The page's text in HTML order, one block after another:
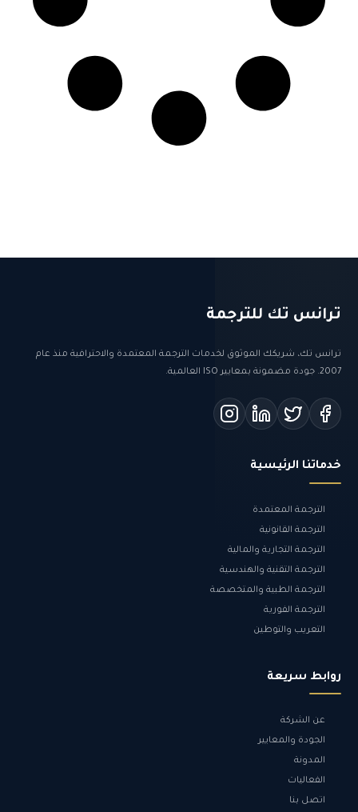
ترانس تك للترجمة
ترانس تك، شريكك الموثوق لخدمات الترجمة المعتمدة والاحترافية منذ عام
2007. جودة مضمونة بمعايير ISO العالمية.
خدماتنا الرئيسية
الترجمة المعتمدة
الترجمة القانونية
الترجمة التجارية والمالية
الترجمة التقنية والهندسية
الترجمة الطبية والمتخصصة
الترجمة الفورية
التعريب والتوطين
روابط سريعة
عن الشركة
الجودة والمعايير
المدونة
الفعاليات
اتصل بنا